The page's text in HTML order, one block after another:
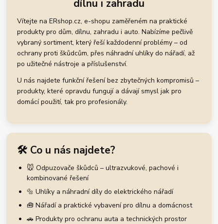
dílnu i zahradu
Vítejte na ERshop.cz, e-shopu zaměřeném na praktické
produkty pro dům, dílnu, zahradu i auto. Nabízíme pečlivě
vybraný sortiment, který řeší každodenní problémy – od
ochrany proti škůdcům, přes náhradní uhlíky do nářadí, až
po užitečné nástroje a příslušenství.
U nás najdete funkční řešení bez zbytečných kompromisů –
produkty, které opravdu fungují a dávají smysl jak pro
domácí použití, tak pro profesionály.
🛠️ Co u nás najdete?
🐭 Odpuzovače škůdců – ultrazvukové, pachové i
kombinované řešení
🔩 Uhlíky a náhradní díly do elektrického nářadí
🧰 Nářadí a praktické vybavení pro dílnu a domácnost
🚗 Produkty pro ochranu auta a technických prostor